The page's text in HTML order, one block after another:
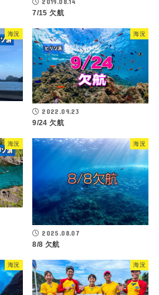
2019.08.14
7/15 欠航
海況 海況
2022.09.23
9/24 欠航
海況 海況
2025.08.07
8/8 欠航
海況 海況